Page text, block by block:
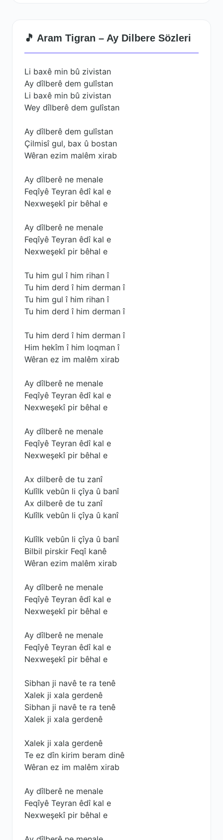
🎵 Aram Tigran – Ay Dilbere Sözleri
Li baxê min bû zivistan
Ay dîlberê dem gulîstan
Li baxê min bû zivistan
Wey dîlberê dem gulîstan
Ay dîlberê dem gulîstan
Çilmisî gul, bax û bostan
Wêran ezim malêm xirab
Ay dîlberê ne menale
Feqîyê Teyran êdî kal e
Nexweşekî pir bêhal e
Ay dîlberê ne menale
Feqîyê Teyran êdî kal e
Nexweşekî pir bêhal e
Tu him gul î him rihan î
Tu him derd î him derman î
Tu him gul î him rihan î
Tu him derd î him derman î
Tu him derd î him derman î
Him hekîm î him loqman î
Wêran ez im malêm xirab
Ay dîlberê ne menale
Feqîyê Teyran êdî kal e
Nexweşekî pir bêhal e
Ay dîlberê ne menale
Feqîyê Teyran êdî kal e
Nexweşekî pir bêhal e
Ax dilberê de tu zanî
Kulîlk vebûn li çîya û banî
Ax dilberê de tu zanî
Kulîlk vebûn li çîya û kanî
Kulîlk vebûn li çîya û banî
Bilbil pirskir Feqî kanê
Wêran ezim malêm xirab
Ay dîlberê ne menale
Feqîyê Teyran êdî kal e
Nexweşekî pir bêhal e
Ay dîlberê ne menale
Feqîyê Teyran êdî kal e
Nexweşekî pir bêhal e
Sibhan ji navê te ra tenê
Xalek ji xala gerdenê
Sibhan ji navê te ra tenê
Xalek ji xala gerdenê
Xalek ji xala gerdenê
Te ez dîn kirim beram dinê
Wêran ez im malêm xirab
Ay dîlberê ne menale
Feqîyê Teyran êdî kal e
Nexweşekî pir bêhal e